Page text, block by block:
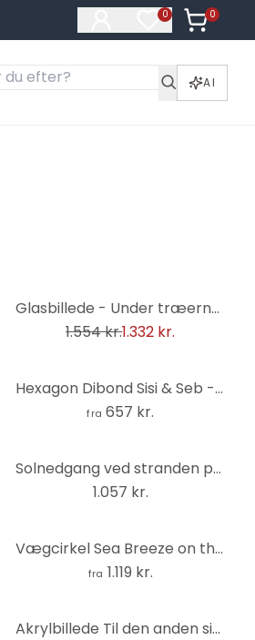
0
Varer på
0
Varer i
AI
Glasbillede - Under træerne (3 dele)
1.554 kr.1.332 kr.
Hexagon Dibond Sisi & Seb - Sommerdrøm ved havet-sæt (3 dele)
fra 657 kr.
Solnedgang ved stranden panorama - Print på træ
1.057 kr.
Vægcirkel Sea Breeze on the Coast-sæt (3 dele) – print på aluminium (Alu-Dibond)
fra 1.119 kr.
Akrylbillede Til den anden side